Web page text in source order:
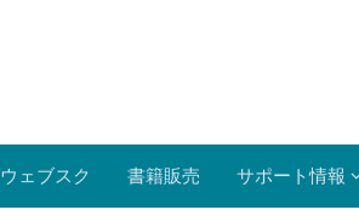
ウェブスク 書籍販売 サポート情報